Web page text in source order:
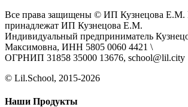
Все права защищены © ИП Кузнецова Е.М.
принадлежат ИП Кузнецова Е.М.
Индивидуальный предприниматель
Максимовна, ИНН 5805 0060 4421 \
ОГРНИП 31858 35000 13676, school@lil.city
© Lil.School, 2015‐2026
Наши Продукты